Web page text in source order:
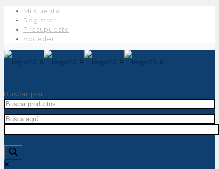
Mi Cuenta
Registrar
Presupuesto
Acceder
Buscar por: